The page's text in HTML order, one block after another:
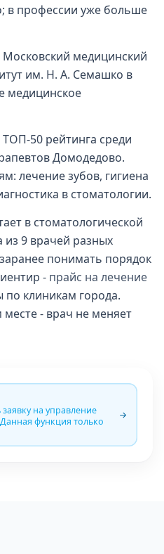
в профессии уже больше
медицинский
им. Н. А. Семашко в
медицинское
50 рейтинга среди
Домодедово.
лечение зубов, гигиена
в стоматологии.
в стоматологической
из 9 врачей разных
понимать порядок
- прайс на лечение
клиникам города.
- врач не меняет
на управление
функция только